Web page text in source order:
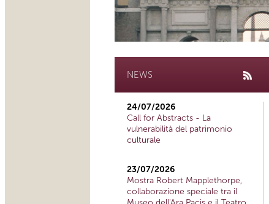
NEWS
24/07/2026
Call for Abstracts - La
vulnerabilità del patrimonio
culturale
23/07/2026
Mostra Robert Mapplethorpe,
collaborazione speciale tra il